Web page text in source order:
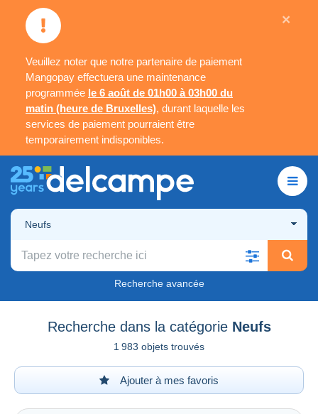
Veuillez noter que notre partenaire de paiement
Mangopay effectuera une maintenance
programmée le 6 août de 01h00 à 03h00 du
matin (heure de Bruxelles), durant laquelle les
services de paiement pourraient être
temporairement indisponibles.
×
Neufs
Recherche avancée
Recherche dans la catégorie Neufs
1 983 objets trouvés
Ajouter à mes favoris